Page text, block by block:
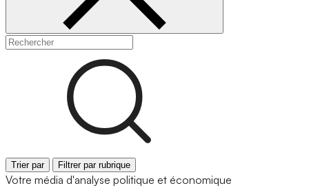
Trier par Filtrer par rubrique
Votre média d'analyse politique et économique